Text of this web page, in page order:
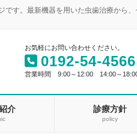
す。最新機器を用いた虫歯治療から
お気軽にお問い合わせください。
0192-54-4566
営業時間 9:00～12:00 14:00～
介 診療方針
policy